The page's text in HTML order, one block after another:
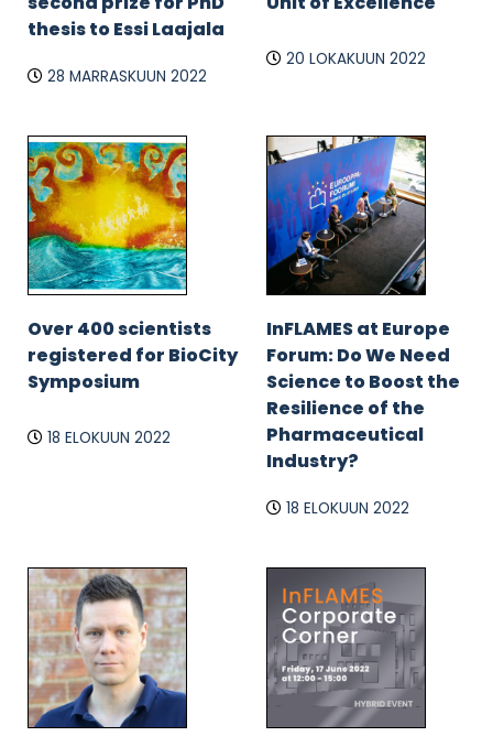
thesis to Essi Laajala
28 MARRASKUUN 2022
20 LOKAKUUN 2022
Over 400 scientists
registered for BioCity
Symposium
18 ELOKUUN 2022
InFLAMES at Europe
Forum: Do We Need
Science to Boost the
Resilience of the
Pharmaceutical
Industry?
18 ELOKUUN 2022